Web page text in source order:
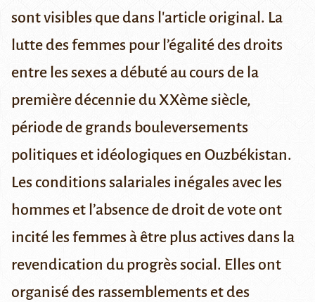
sont visibles que dans l'article original. La
lutte des femmes pour l’égalité des droits
entre les sexes a débuté au cours de la
première décennie du XXème siècle,
période de grands bouleversements
politiques et idéologiques en Ouzbékistan.
Les conditions salariales inégales avec les
hommes et l’absence de droit de vote ont
incité les femmes à être plus actives dans la
revendication du progrès social. Elles ont
organisé des rassemblements et des